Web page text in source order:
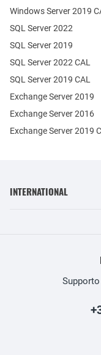
Exchange Server 2019
Exchange Server 2016
SQL Server 2022
SQL Server 2019
Windows Server 2019
SQL Server 2022 CAL
SQL Server 2019 CAL
Exchange Server 2019
INTERNATIONAL